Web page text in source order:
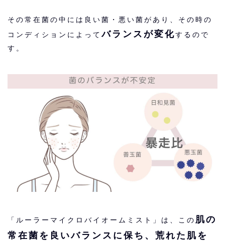
その常在菌の中には良い菌・悪い菌があり、その時の
コンディションによってバランスが変化するので
す。
「ルーラーマイクロバイオームミスト」は、この 肌の
常在菌を良いバランスに保ち、荒れた肌を